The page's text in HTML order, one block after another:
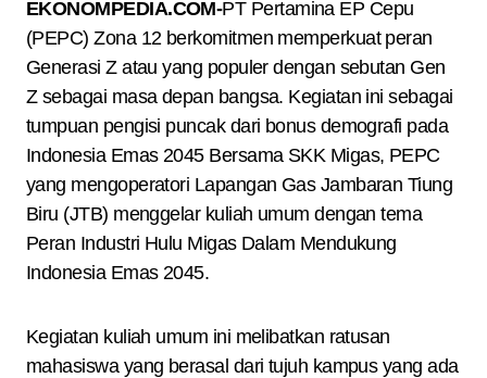
EKONOMPEDIA.COM-PT Pertamina EP Cepu
(PEPC) Zona 12 berkomitmen memperkuat peran
Generasi Z atau yang populer dengan sebutan Gen
Z sebagai masa depan bangsa. Kegiatan ini sebagai
tumpuan pengisi puncak dari bonus demografi pada
Indonesia Emas 2045 Bersama SKK Migas, PEPC
yang mengoperatori Lapangan Gas Jambaran Tiung
Biru (JTB) menggelar kuliah umum dengan tema
Peran Industri Hulu Migas Dalam Mendukung
Indonesia Emas 2045.
Kegiatan kuliah umum ini melibatkan ratusan
mahasiswa yang berasal dari tujuh kampus yang ada